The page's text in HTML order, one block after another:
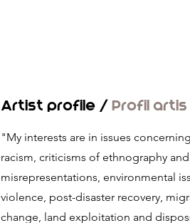
Artist profile /Profil artis
"My interests are in issues
racism, criticisms of ethnography and
misrepresentations, environmental
violence, post-disaster recovery,
change, land exploitation and